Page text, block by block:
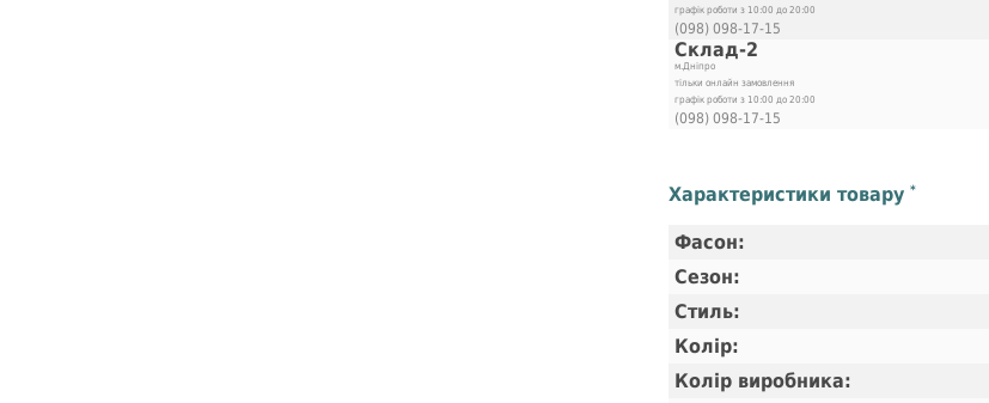
графік роботи з 10:00 до 20:00
(098) 098-17-15
Склад-2
м.Дніпро
тільки онлайн замовлення
графік роботи з 10:00 до 20:00
(098) 098-17-15
Характеристики товару *
Фасон:
Сезон:
Стиль:
Колір:
Колір виробника: